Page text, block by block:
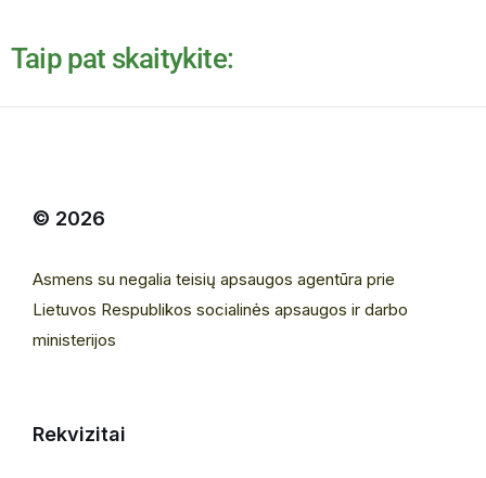
Taip pat skaitykite:
© 2026
Asmens su negalia teisių apsaugos agentūra prie
Lietuvos Respublikos socialinės apsaugos ir darbo
ministerijos
Rekvizitai